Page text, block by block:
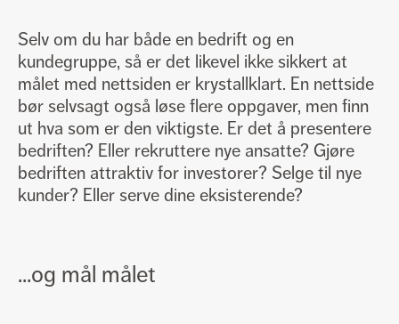
Selv om du har både en bedrift og en
kundegruppe, så er det likevel ikke sikkert at
målet med nettsiden er krystallklart. En nettside
bør selvsagt også løse flere oppgaver, men finn
ut hva som er den viktigste. Er det å presentere
bedriften? Eller rekruttere nye ansatte? Gjøre
bedriften attraktiv for investorer? Selge til nye
kunder? Eller serve dine eksisterende?
...og mål målet